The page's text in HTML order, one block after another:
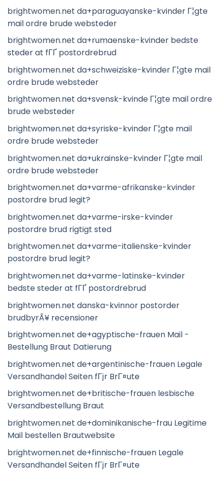
brightwomen.net da+paraguayanske-kvinder Г¦gte
mail ordre brude websteder
brightwomen.net da+rumaenske-kvinder bedste
steder at fГҐ postordrebrud
brightwomen.net da+schweiziske-kvinder Г¦gte mail
ordre brude websteder
brightwomen.net da+svensk-kvinde Г¦gte mail ordre
brude websteder
brightwomen.net da+syriske-kvinder Г¦gte mail
ordre brude websteder
brightwomen.net da+ukrainske-kvinder Г¦gte mail
ordre brude websteder
brightwomen.net da+varme-afrikanske-kvinder
postordre brud legit?
brightwomen.net da+varme-irske-kvinder
postordre brud rigtigt sted
brightwomen.net da+varme-italienske-kvinder
postordre brud legit?
brightwomen.net da+varme-latinske-kvinder
bedste steder at fГҐ postordrebrud
brightwomen.net danska-kvinnor postorder
brudbyrÃ¥ recensioner
brightwomen.net de+agyptische-frauen Mail -
Bestellung Braut Datierung
brightwomen.net de+argentinische-frauen Legale
Versandhandel Seiten fГјr BrГ¤ute
brightwomen.net de+britische-frauen lesbische
Versandbestellung Braut
brightwomen.net de+dominikanische-frau Legitime
Mail bestellen Brautwebsite
brightwomen.net de+finnische-frauen Legale
Versandhandel Seiten fГјr BrГ¤ute